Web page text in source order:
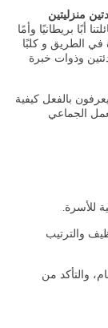
منزليتين
أبًا بريطانيًا وأمًا
عامًا وابنة جديدة في الطريق و كلبًا
وذوات خبرة
بالفعل كيفية
الجماعي
للأسرة.
والترتيب
والتأكد من